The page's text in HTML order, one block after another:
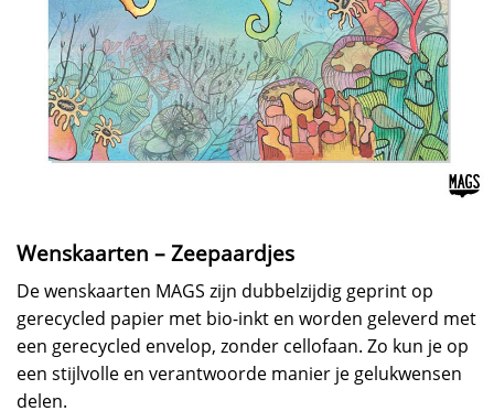
Wenskaarten – Zeepaardjes
De wenskaarten MAGS zijn dubbelzijdig geprint op
gerecycled papier met bio-inkt en worden geleverd met
een gerecycled envelop, zonder cellofaan. Zo kun je op
een stijlvolle en verantwoorde manier je gelukwensen
delen.